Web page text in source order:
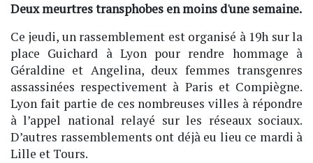
Deux meurtres transphobes en moins d'une semaine.
Ce jeudi, un rassemblement est organisé à 19h sur la
place Guichard à Lyon pour rendre hommage à
Géraldine et Angelina, deux femmes transgenres
assassinées respectivement à Paris et Compiègne.
Lyon fait partie de ces nombreuses villes à répondre
à l’appel national relayé sur les réseaux sociaux.
D’autres rassemblements ont déjà eu lieu ce mardi à
Lille et Tours.